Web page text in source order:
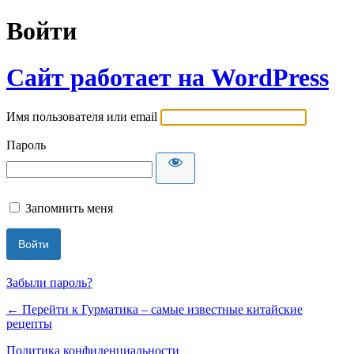
Войти
Сайт работает на WordPress
Имя пользователя или email
Пароль
Запомнить меня
Забыли пароль?
← Перейти к Гурматика – самые известные китайские
рецепты
Политика конфиденциальности